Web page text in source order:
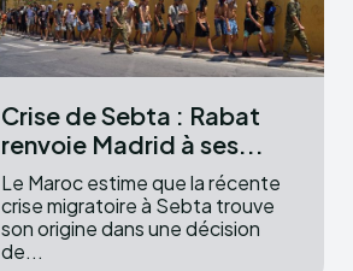
Crise de Sebta : Rabat
renvoie Madrid à ses...
Le Maroc estime que la récente
crise migratoire à Sebta trouve
son origine dans une décision
de...